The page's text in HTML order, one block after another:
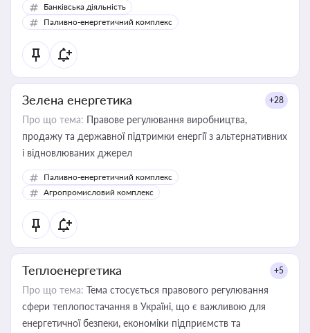
Банківська діяльність
Паливно-енергетичний комплекс
Зелена енергетика +28
Про що тема: Правове регулювання виробництва,
продажу та державної підтримки енергії з альтернативних
і відновлюваних джерел
Паливно-енергетичний комплекс
Агропромисловий комплекс
Теплоенергетика +5
Про що тема: Тема стосується правового регулювання
сфери теплопостачання в Україні, що є важливою для
енергетичної безпеки, економіки підприємств та